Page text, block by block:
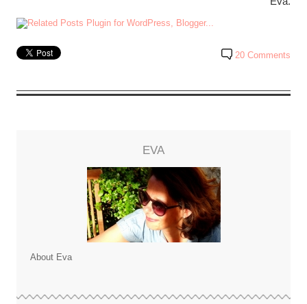
20 Comments
EVA
About Eva